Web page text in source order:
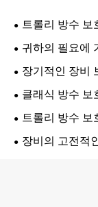
트롤리 방수 보
까?
귀하의 필요에
선택하는 방법
장기적인 장비
올바른 선택이
클래식 방수 보
트롤리 방수 보
장비의 고전적